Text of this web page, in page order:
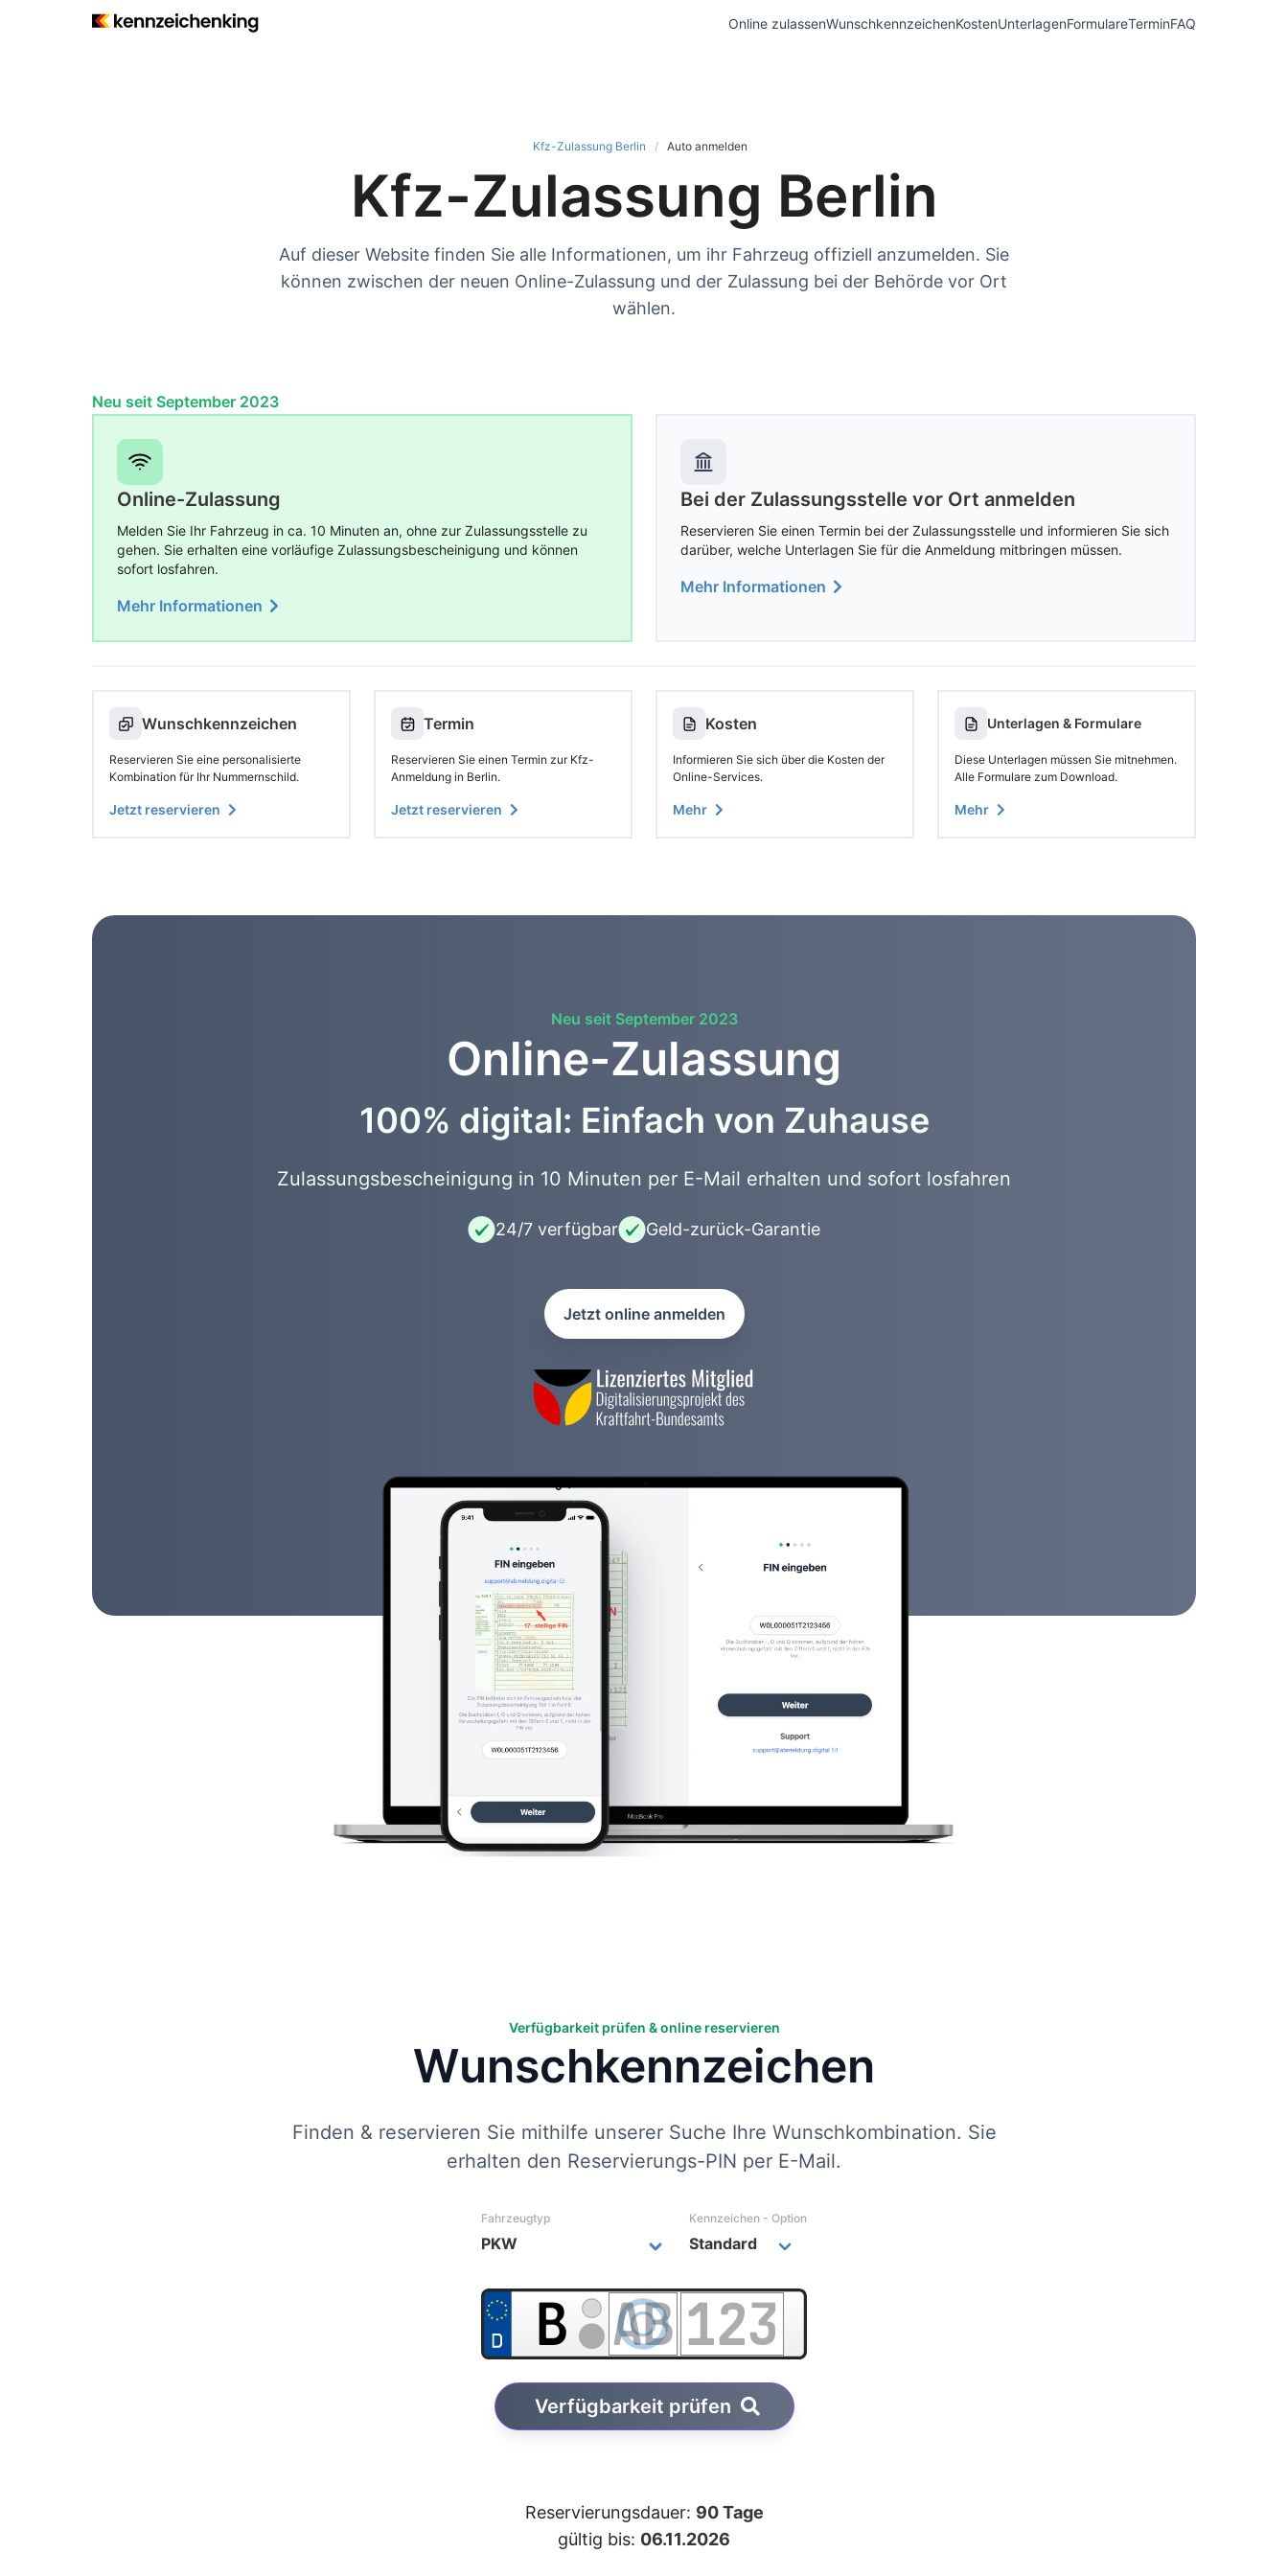
Online zulassenWunschkennzeichenKostenUnterlagenFormulareTerminFAQ
Kfz-Zulassung Berlin Auto anmelden
Kfz-Zulassung Berlin
Auf dieser Website finden Sie alle Informationen, um ihr Fahrzeug offiziell anzumelden. Sie
können zwischen der neuen Online-Zulassung und der Zulassung bei der Behörde vor Ort
wählen.
Neu seit September 2023
Online-Zulassung
Melden Sie Ihr Fahrzeug in ca. 10 Minuten an, ohne zur Zulassungsstelle zu
gehen. Sie erhalten eine vorläufige Zulassungsbescheinigung und können
sofort losfahren.
Mehr Informationen
Bei der Zulassungsstelle vor Ort anmelden
Reservieren Sie einen Termin bei der Zulassungsstelle und informieren Sie sich
darüber, welche Unterlagen Sie für die Anmeldung mitbringen müssen.
Mehr Informationen
Wunschkennzeichen
Reservieren Sie eine personalisierte
Kombination für Ihr Nummernschild.
Jetzt reservieren
Termin
Reservieren Sie einen Termin zur Kfz-
Anmeldung in Berlin.
Jetzt reservieren
Kosten
Informieren Sie sich über die Kosten der
Online-Services.
Mehr
Unterlagen & Formulare
Diese Unterlagen müssen Sie mitnehmen.
Alle Formulare zum Download.
Mehr
Neu seit September 2023
Online-Zulassung
100% digital: Einfach von Zuhause
Zulassungsbescheinigung in 10 Minuten per E-Mail erhalten und sofort losfahren
24/7 verfügbar Geld-zurück-Garantie
Jetzt online anmelden
Verfügbarkeit prüfen & online reservieren
Wunsch­kennzeichen
Finden & reservieren Sie mithilfe unserer Suche Ihre Wunschkombination. Sie
erhalten den Reservierungs-PIN per E-Mail.
Fahrzeugtyp Kennzeichen - Option
Verfügbarkeit prüfen
Reservierungsdauer: 90 Tage
gültig bis: 06.11.2026